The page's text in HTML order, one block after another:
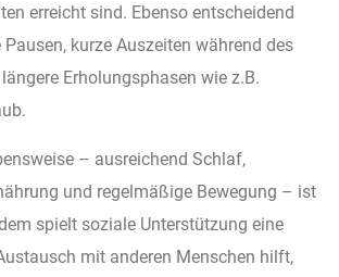
erreicht sind. Ebenso entscheidend
kurze Auszeiten während des
Erholungsphasen wie z.B.
– ausreichend Schlaf,
und regelmäßige Bewegung – ist
spielt soziale Unterstützung eine
mit anderen Menschen hilft,